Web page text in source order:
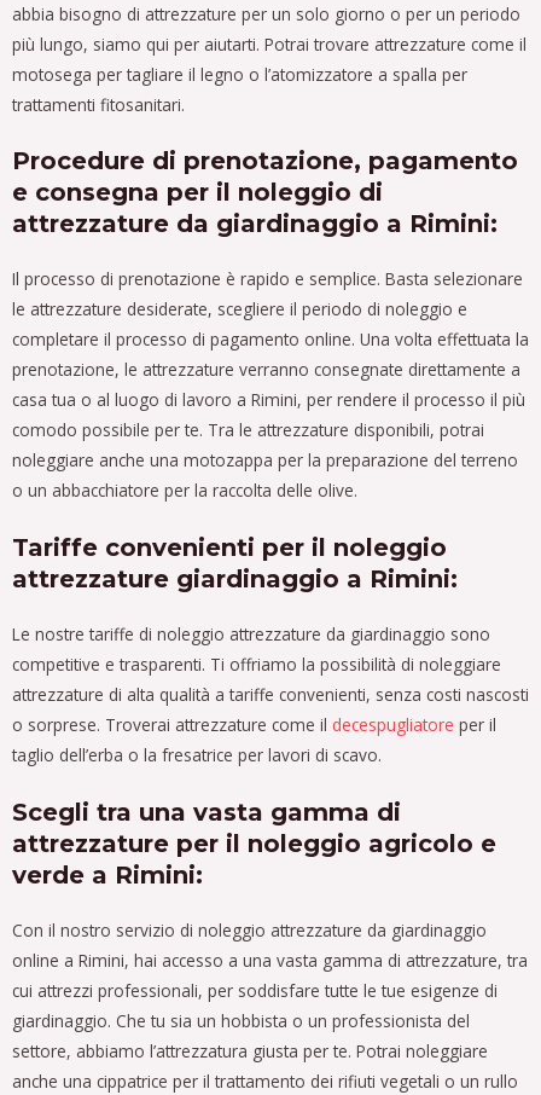
abbia bisogno di attrezzature per un solo giorno o per un periodo
più lungo, siamo qui per aiutarti. Potrai trovare attrezzature come il
motosega per tagliare il legno o l’atomizzatore a spalla per
trattamenti fitosanitari.
Procedure di prenotazione, pagamento
e consegna per il noleggio di
attrezzature da giardinaggio a Rimini:
Il processo di prenotazione è rapido e semplice. Basta selezionare
le attrezzature desiderate, scegliere il periodo di noleggio e
completare il processo di pagamento online. Una volta effettuata la
prenotazione, le attrezzature verranno consegnate direttamente a
casa tua o al luogo di lavoro a Rimini, per rendere il processo il più
comodo possibile per te. Tra le attrezzature disponibili, potrai
noleggiare anche una motozappa per la preparazione del terreno
o un abbacchiatore per la raccolta delle olive.
Tariffe convenienti per il noleggio
attrezzature giardinaggio a Rimini:
Le nostre tariffe di noleggio attrezzature da giardinaggio sono
competitive e trasparenti. Ti offriamo la possibilità di noleggiare
attrezzature di alta qualità a tariffe convenienti, senza costi nascosti
o sorprese. Troverai attrezzature come il decespugliatore per il
taglio dell’erba o la fresatrice per lavori di scavo.
Scegli tra una vasta gamma di
attrezzature per il noleggio agricolo e
verde a Rimini:
Con il nostro servizio di noleggio attrezzature da giardinaggio
online a Rimini, hai accesso a una vasta gamma di attrezzature, tra
cui attrezzi professionali, per soddisfare tutte le tue esigenze di
giardinaggio. Che tu sia un hobbista o un professionista del
settore, abbiamo l’attrezzatura giusta per te. Potrai noleggiare
anche una cippatrice per il trattamento dei rifiuti vegetali o un rullo